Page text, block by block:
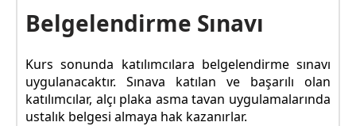
Belgelendirme Sınavı
Kurs sonunda katılımcılara belgelendirme sınavı
uygulanacaktır. Sınava katılan ve başarılı olan
katılımcılar, alçı plaka asma tavan uygulamalarında
ustalık belgesi almaya hak kazanırlar.